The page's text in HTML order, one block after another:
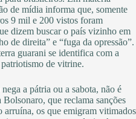
de mídia informa que, somente
9 mil e 200 vistos foram
dizem buscar o país vizinho em
de direita” e “fuga da opressão”.
guarani se identifica com a
de vitrine.
a pátria ou a sabota, não é
que reclama sanções
arruína, os que emigram vitimados